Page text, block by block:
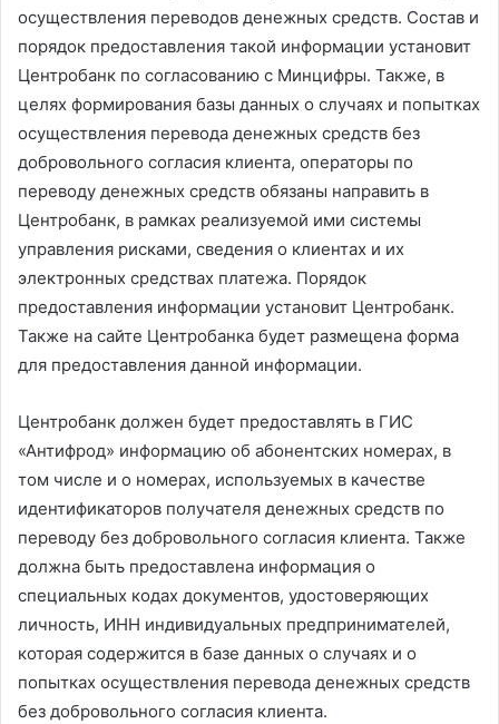
осуществления переводов денежных средств. Состав и
порядок предоставления такой информации установит
Центробанк по согласованию с Минцифры. Также, в
целях формирования базы данных о случаях и попытках
осуществления перевода денежных средств без
добровольного согласия клиента, операторы по
переводу денежных средств обязаны направить в
Центробанк, в рамках реализуемой ими системы
управления рисками, сведения о клиентах и их
электронных средствах платежа. Порядок
предоставления информации установит Центробанк.
Также на сайте Центробанка будет размещена форма
для предоставления данной информации.
Центробанк должен будет предоставлять в ГИС
«Антифрод» информацию об абонентских номерах, в
том числе и о номерах, используемых в качестве
идентификаторов получателя денежных средств по
переводу без добровольного согласия клиента. Также
должна быть предоставлена информация о
специальных кодах документов, удостоверяющих
личность, ИНН индивидуальных предпринимателей,
которая содержится в базе данных о случаях и о
попытках осуществления перевода денежных средств
без добровольного согласия клиента.